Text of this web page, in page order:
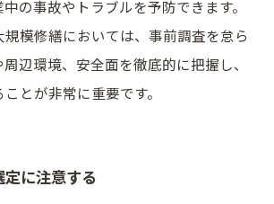
の事故やトラブルを予防できます。
模修繕においては、事前調査を怠ら
辺環境、安全面を徹底的に把握し、
とが非常に重要です。
に注意する